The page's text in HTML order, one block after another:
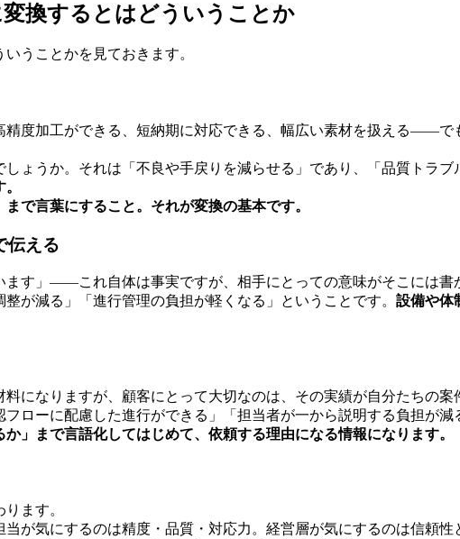
換するとはどういうことか
うことかを見ておきます。
度加工ができる、短納期に対応できる、幅広い素材を扱える——
ょうか。それは「不良や手戻りを減らせる」であり、「品質トラブ
で言葉にすること。それが変換の基本です。
伝える
ます」——これ自体は事実ですが、相手にとっての意味がそこには書
が減る」「進行管理の負担が軽くなる」ということです。 設備や体
になりますが、顧客にとって大切なのは、その実績が自分たちの案
ローに配慮した進行ができる」「担当者が一から説明する負担が減
」まで言語化してはじめて、依頼する理由になる情報になります。
ます。
が気にするのは精度・品質・対応力。経営層が気にするのは信頼性